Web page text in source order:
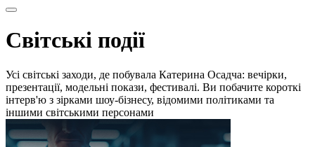
Світські події
Усі світські заходи, де побувала Катерина Осадча: вечірки,
презентації, модельні покази, фестивалі. Ви побачите короткі
інтерв'ю з зірками шоу-бізнесу, відомими політиками та
іншими світськими персонами